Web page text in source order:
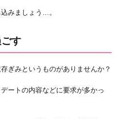
みましょう…。
す
ぎみというものがありませんか？
ートの内容などに要求が多かっ